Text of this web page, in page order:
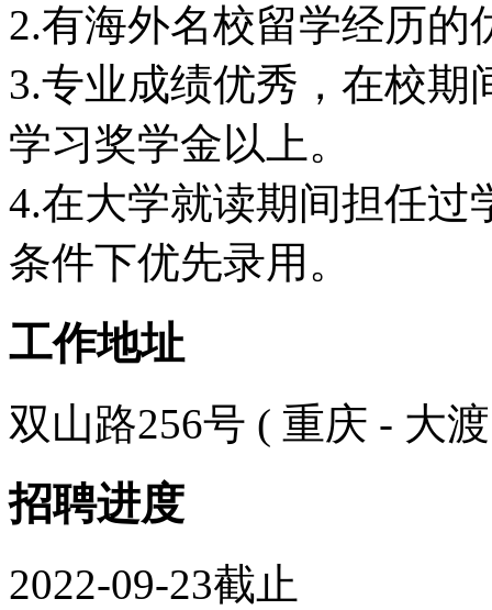
2.有海外名校留学经历的
3.专业成绩优秀，在校
学习奖学金以上。
4.在大学就读期间担任过
条件下优先录用。
工作地址
双山路256号 ( 重庆 - 大
招聘进度
2022-09-23截止